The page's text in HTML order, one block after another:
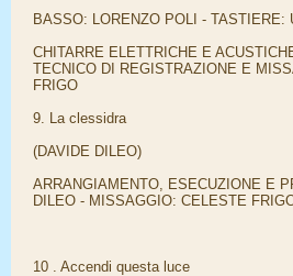
BASSO: LORENZO POLI - TASTIERE:
CHITARRE ELETTRICHE E
TECNICO DI REGISTRAZIONE E
FRIGO
9. La clessidra
(DAVIDE DILEO)
ARRANGIAMENTO, ESECUZIONE E
DILEO - MISSAGGIO: CELESTE
10 . Accendi questa luce